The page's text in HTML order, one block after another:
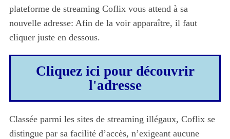
plateforme de streaming Coflix vous attend à sa
nouvelle adresse: Afin de la voir apparaître, il faut
cliquer juste en dessous.
Cliquez ici pour découvrir
l'adresse
Classée parmi les sites de streaming illégaux, Coflix se
distingue par sa facilité d’accès, n’exigeant aucune